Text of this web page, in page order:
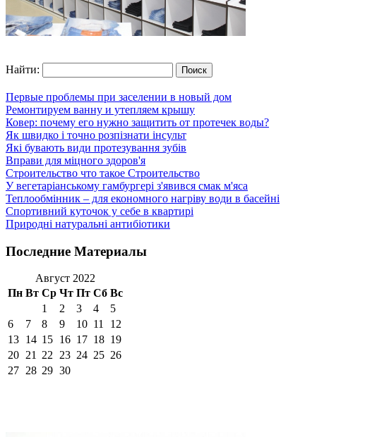
Найти:
Первые проблемы при заселении в новый дом
Ремонтируем ванну и утепляем крышу
Ковер: почему его нужно защитить от протечек воды?
Як швидко і точно розпізнати інсульт
Які бувають види протезування зубів
Вправи для міцного здоров'я
Строительство что такое Строительство
У вегетаріанському гамбургері з'явився смак м'яса
Теплообмінник – для економного нагріву води в басейні
Спортивний куточок у себе в квартирі
Природні натуральні антибіотики
Последние Материалы
Август 2022
Пн Вт Ср Чт Пт Сб Вс
1
2 3 4
5
6
7 8 9 10 11
12
13 14 15 16 17 18 19
20 21 22 23 24 25 26
27 28 29 30